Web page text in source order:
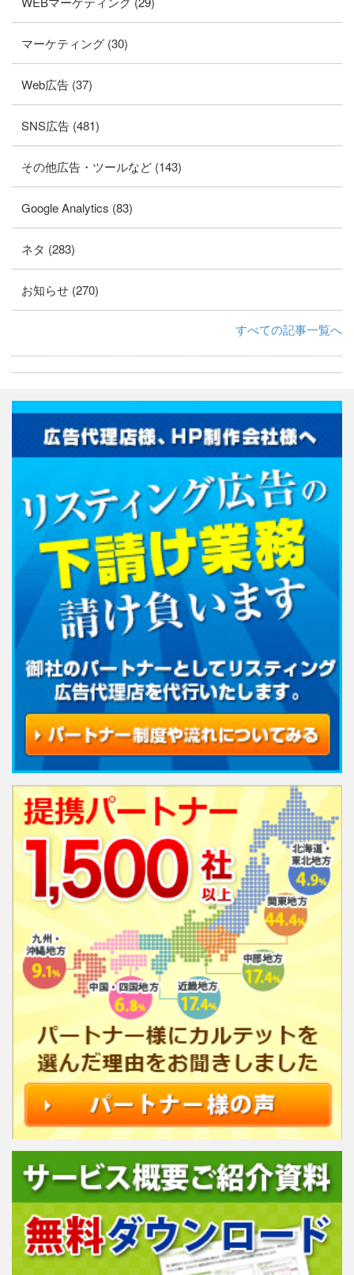
マーケティング (30)
Web広告 (37)
SNS広告 (481)
その他広告・ツールなど (143)
Google Analytics (83)
ネタ (283)
お知らせ (270)
すべての記事一覧へ